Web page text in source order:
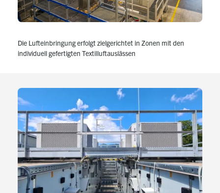
Die Lufteinbringung erfolgt zielgerichtet in Zonen mit den
individuell gefertigten Textilluftauslässen